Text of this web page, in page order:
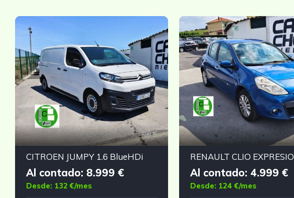
5
CITROEN JUMPY 1.6 BlueHDi
Al contado: 8.999 €
Desde: 132 €/mes
Al contado: 4.999 €
Desde: 124 €/mes